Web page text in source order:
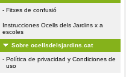
- Fitxes de confusió
Instrucciones Ocells dels Jardins x a
escoles
Sobre ocellsdelsjardins.cat
- Política de privacidad y Condiciones de
uso